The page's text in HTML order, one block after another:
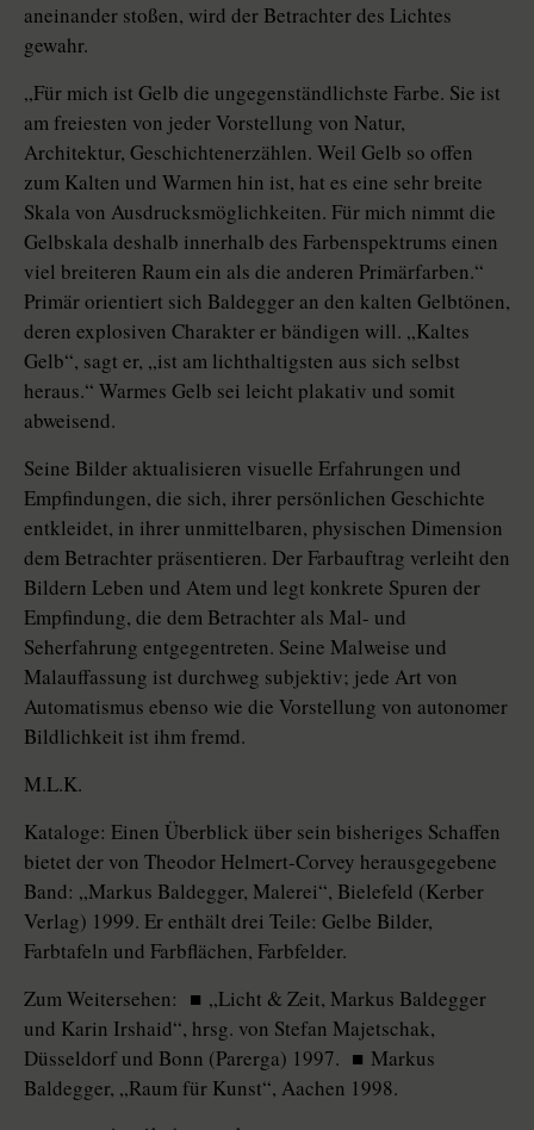
aneinander stoßen, wird der Betrachter des Lichtes
gewahr.
„Für mich ist Gelb die ungegenständlichste Farbe. Sie ist
am freiesten von jeder Vorstellung von Natur,
Architektur, Geschichtenerzählen. Weil Gelb so offen
zum Kalten und Warmen hin ist, hat es eine sehr breite
Skala von Ausdrucksmöglichkeiten. Für mich nimmt die
Gelbskala deshalb innerhalb des Farbenspektrums einen
viel breiteren Raum ein als die anderen Primärfarben.“
Primär orientiert sich Baldegger an den kalten Gelbtönen,
deren explosiven Charakter er bändigen will. „Kaltes
Gelb“, sagt er, „ist am lichthaltigsten aus sich selbst
heraus.“ Warmes Gelb sei leicht plakativ und somit
abweisend.
Seine Bilder aktualisieren visuelle Erfahrungen und
Empfindungen, die sich, ihrer persönlichen Geschichte
entkleidet, in ihrer unmittelbaren, physischen Dimension
dem Betrachter präsentieren. Der Farbauftrag verleiht den
Bildern Leben und Atem und legt konkrete Spuren der
Empfindung, die dem Betrachter als Mal- und
Seherfahrung entgegentreten. Seine Malweise und
Malauffassung ist durchweg subjektiv; jede Art von
Automatismus ebenso wie die Vorstellung von autonomer
Bildlichkeit ist ihm fremd.
M.L.K.
Kataloge: Einen Überblick über sein bisheriges Schaffen
bietet der von Theodor Helmert-Corvey herausgegebene
Band: „Markus Baldegger, Malerei“, Bielefeld (Kerber
Verlag) 1999. Er enthält drei Teile: Gelbe Bilder,
Farbtafeln und Farbflächen, Farbfelder.
Zum Weitersehen: ■ „Licht & Zeit, Markus Baldegger
und Karin Irshaid“, hrsg. von Stefan Majetschak,
Düsseldorf und Bonn (Parerga) 1997. ■ Markus
Baldegger, „Raum für Kunst“, Aachen 1998.